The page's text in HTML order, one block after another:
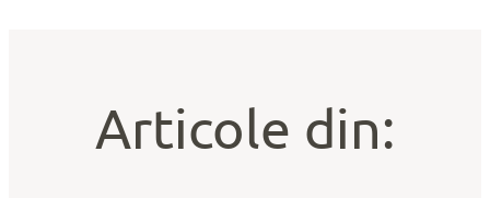
Articole din: